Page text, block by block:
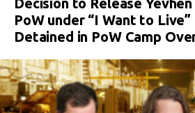
PoW under “I Want to
Detained in PoW Camp